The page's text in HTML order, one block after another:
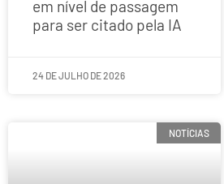
em nível de passagem
para ser citado pela IA
24 DE JULHO DE 2026
NOTÍCIAS